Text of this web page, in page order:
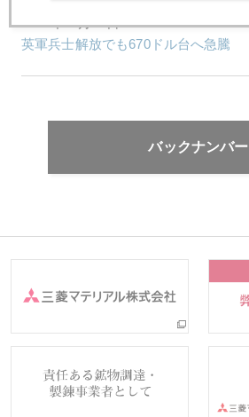
2007年04月05日
英軍兵士解放でも670ドル台へ急騰
バックナンバー